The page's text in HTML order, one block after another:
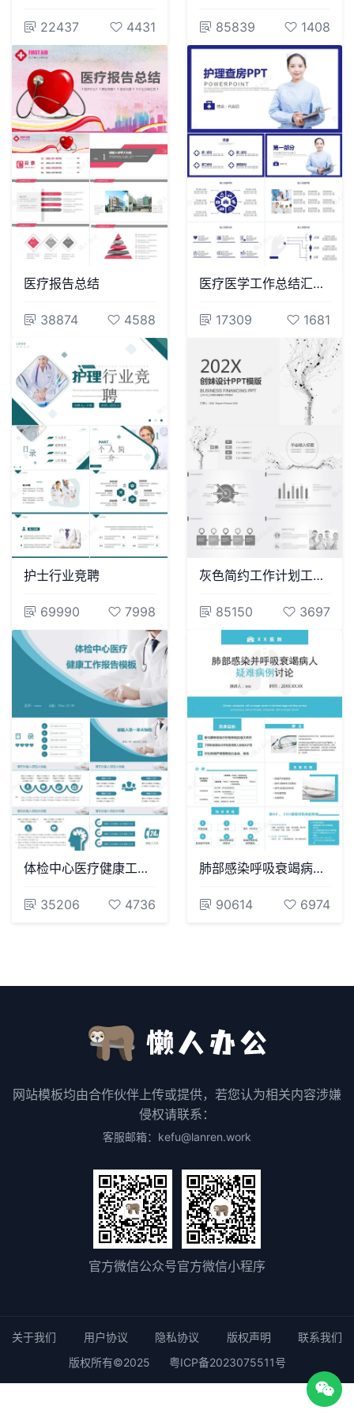
22437 4431 85839 1408
医疗报告总结
38874 4588
医疗医学工作总结汇报通用PPT模板(145)
17309 1681
护士行业竞聘
69990 7998
灰色简约工作计划工作报告销售培训年终总结PPT模板
85150 3697
体检中心医疗健康工作报告模板
35206 4736
肺部感染呼吸衰竭病例讨论PPT
90614 6974
网站模板均由合作伙伴上传或提供，若您认为相关内容涉嫌
侵权请联系：
客服邮箱：kefu@lanren.work
官方微信公众号官方微信小程序
关于我们 用户协议 隐私协议 版权声明
联系我们
版权所有©2025
粤ICP备2023075511号